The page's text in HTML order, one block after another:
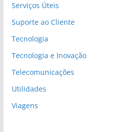
Serviços Úteis
Suporte ao Cliente
Tecnologia
Tecnologia e Inovação
Telecomunicações
Utilidades
Viagens